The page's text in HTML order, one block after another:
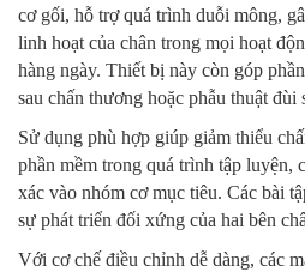
cơ gối, hỗ trợ quá trình duỗi mông,
linh hoạt của chân trong mọi hoạt
hàng ngày. Thiết bị này còn góp
sau chấn thương hoặc phẫu thuật đùi
Sử dụng phù hợp giúp giảm thiểu
phần mềm trong quá trình tập luyện,
xác vào nhóm cơ mục tiêu. Các bài
sự phát triển đối xứng của hai bên
Với cơ chế điều chỉnh dễ dàng, các